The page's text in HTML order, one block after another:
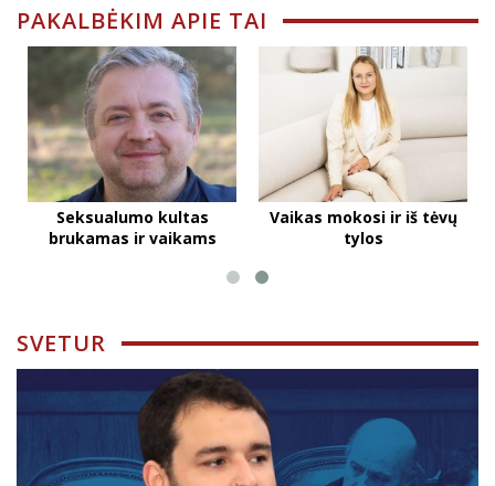
PAKALBĖKIM APIE TAI
Seksualumo kultas
brukamas ir vaikams
Vaikas mokosi ir iš tėvų
tylos
SVETUR